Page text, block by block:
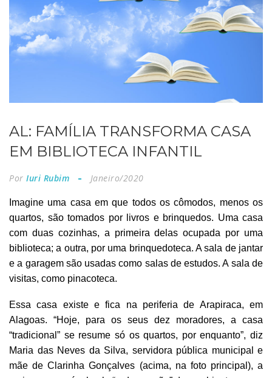
AL: FAMÍLIA TRANSFORMA CASA
EM BIBLIOTECA INFANTIL
Por Iuri Rubim Janeiro/2020
Imagine uma casa em que todos os cômodos, menos os
quartos, são tomados por livros e brinquedos. Uma casa
com duas cozinhas, a primeira delas ocupada por uma
biblioteca; a outra, por uma brinquedoteca. A sala de jantar
e a garagem são usadas como salas de estudos. A sala de
visitas, como pinacoteca.
Essa casa existe e fica na periferia de Arapiraca, em
Alagoas. “Hoje, para os seus dez moradores, a casa
“tradicional” se resume só os quartos, por enquanto”, diz
Maria das Neves da Silva, servidora pública municipal e
mãe de Clarinha Gonçalves (acima, na foto principal), a